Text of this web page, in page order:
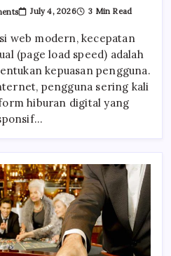
On
CDN
Caching
Dalam
Mempercepat
Loading
Grafis
IGaming
July 4, 2026 3 Min Read
web modern, kecepatan
(page load speed) adalah
kepuasan pengguna.
pengguna sering kali
hiburan digital yang